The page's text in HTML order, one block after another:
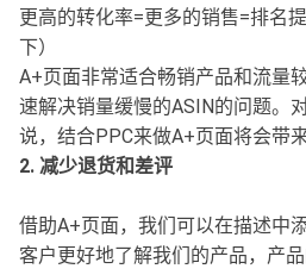
更高的转化率=更多的销售=排名
下）
A+页面非常适合畅销产品和流量
速解决销量缓慢的ASIN的问题。
说，结合PPC来做A+页面将会带
2. 减少退货和差评
借助A+页面，我们可以在描述中
客户更好地了解我们的产品，产